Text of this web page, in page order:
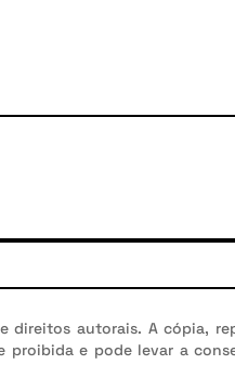
autorais. A cópia,
e pode levar a